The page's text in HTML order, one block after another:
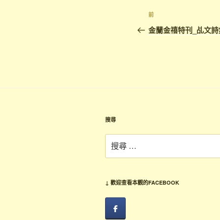
前
金蘭金禧特刊_乩文
搜尋
↓ 歡迎查看本觀的FACEBOOK